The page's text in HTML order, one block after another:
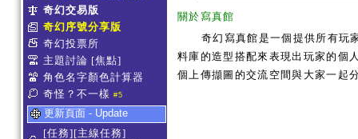
奇幻交易版
奇幻序號分享版
奇幻投票所
主題討論 [焦點]
角色名字顏色計算器
奇怪？不一樣 #5
更新頁面 - Update
[任務][主線任務]
關於寫真館
奇幻寫真館是一個提供所有玩
料庫的造型搭配來表現出玩家的個
個上傳擷圖的交流空間與大家一起